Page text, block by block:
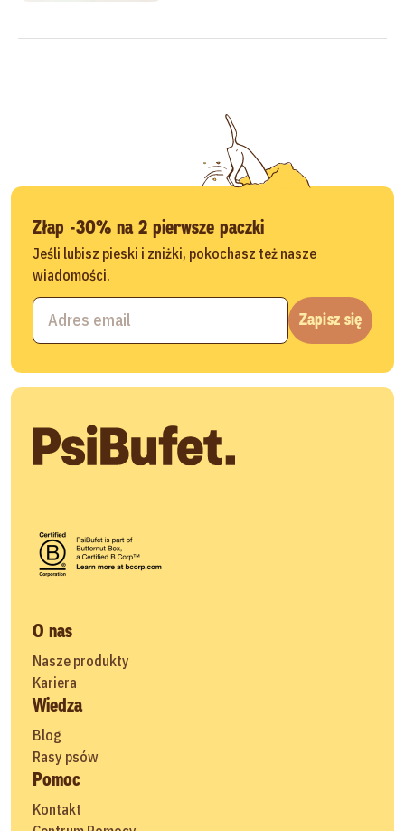
Złap -30% na 2 pierwsze paczki
Jeśli lubisz pieski i zniżki, pokochasz też nasze
wiadomości.
Zapisz się
O nas
Nasze produkty
Kariera
Wiedza
Blog
Rasy psów
Pomoc
Kontakt